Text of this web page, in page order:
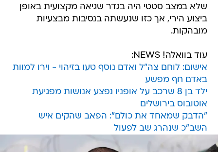
שלא במצב סטטי היה בגדר שגיאה מקצועית באופן
ביצוע הירי, אך כזו שנעשתה בנסיבות מבצעיות
מובהקות.
עוד בוואלה! NEWS:
אישום: לוחם צה"ל ואדם נוסף טעו בזיהוי - וירו למוות
באדם חף מפשע
ילד בן 8 שרכב על אופניו נפצע אנושות מפגיעת
אוטובוס בירושלים
"הדבק שמאחד את כולם": הפאב שהקים איש
השב"כ שנהרג שב לפעול